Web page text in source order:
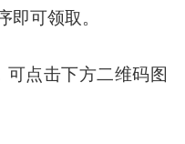
即可领取。
点击下方二维码图